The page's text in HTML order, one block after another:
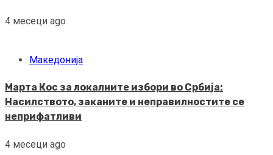
4 месеци ago
Македонија
Марта Кос за локалните избори во Србија:
Насилството, заканите и неправилностите се
неприфатливи
4 месеци ago